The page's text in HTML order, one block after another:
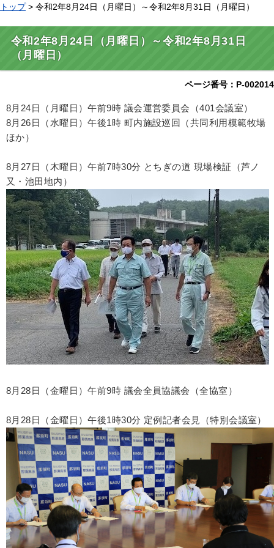
トップ> 令和2年8月24日（月曜日）～令和2年8月31日（月曜日）
令和2年8月24日（月曜日）～令和2年8月31日
（月曜日）
ページ番号：P-002014
8月24日（月曜日）午前9時 議会運営委員会（401会議室）
8月26日（水曜日）午後1時 町内施設巡回（共同利用模範牧場
ほか）
8月27日（木曜日）午前7時30分 とちぎの道 現場検証（芦ノ
又・池田地内）
8月28日（金曜日）午前9時 議会全員協議会（全協室）
8月28日（金曜日）午後1時30分 定例記者会見（特別会議室）